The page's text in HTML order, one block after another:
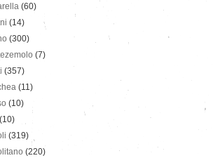
(60)
(14)
(300)
(7)
(357)
(11)
(10)
(10)
(319)
(220)